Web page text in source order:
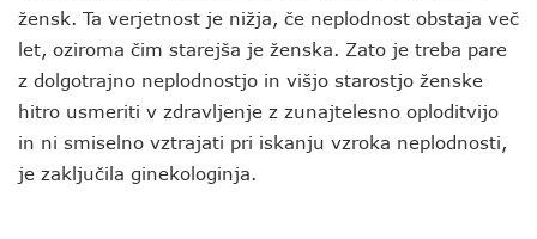
žensk. Ta verjetnost je nižja, če neplodnost obstaja več
let, oziroma čim starejša je ženska. Zato je treba pare
z dolgotrajno neplodnostjo in višjo starostjo ženske
hitro usmeriti v zdravljenje z zunajtelesno oploditvijo
in ni smiselno vztrajati pri iskanju vzroka neplodnosti,
je zaključila ginekologinja.